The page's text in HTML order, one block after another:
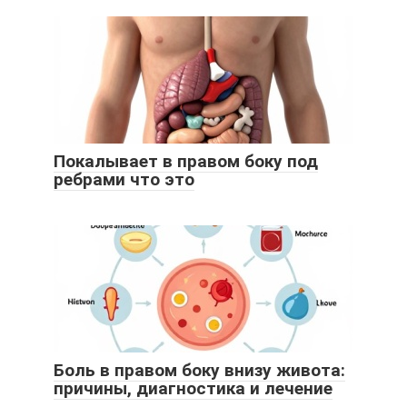
Покалывает в правом боку под
ребрами что это
Боль в правом боку внизу живота:
причины, диагностика и лечение